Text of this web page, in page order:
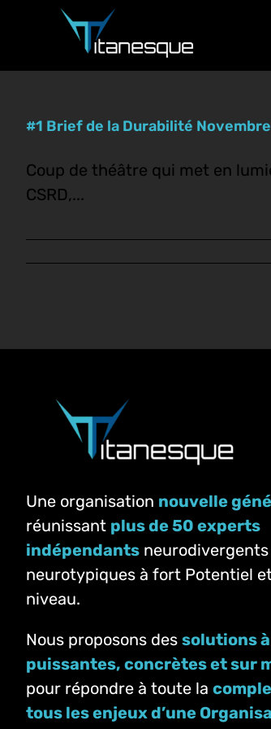
#1 Brief de la Durabilité
Coup de théâtre qui met en
CSRD,...
Une organisation nouvelle
réunissant plus de 50 experts
indépendants
neurotypiques à fort Potentiel
niveau.
Nous proposons des solutions
puissantes, concrètes et sur
pour répondre à toute la
tous les enjeux d’une